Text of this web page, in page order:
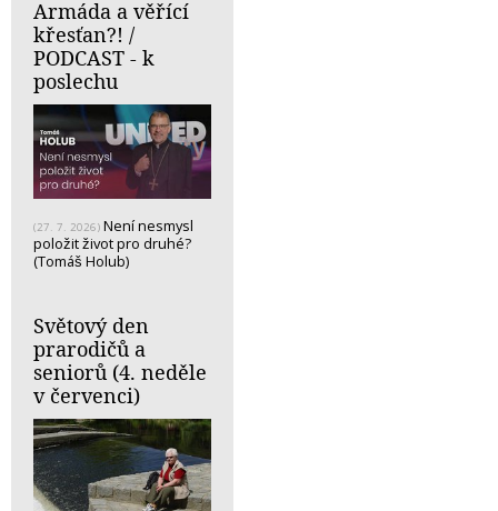
Armáda a věřící
křesťan?! /
PODCAST - k
poslechu
(27. 7. 2026) Není nesmysl
položit život pro druhé?
(Tomáš Holub)
Světový den
prarodičů a
seniorů (4. neděle
v červenci)